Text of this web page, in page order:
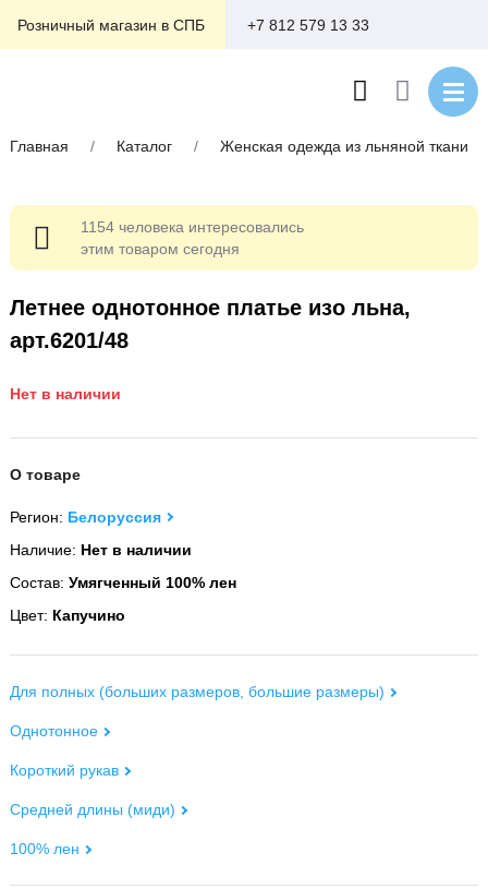
Розничный магазин в СПБ +7 812 579 13 33
Главная / Каталог / Женская одежда из льняной ткани
Летнее однотонное платье изо льна,
арт.6201/48
Нет в наличии
О товаре
Регион: Белоруссия
Наличие: Нет в наличии
Состав: Умягченный 100% лен
Цвет: Капучино
Для полных (больших размеров, большие размеры)
Однотонное
Короткий рукав
Средней длины (миди)
100% лен
1154 человека интересовались
этим товаром сегодня